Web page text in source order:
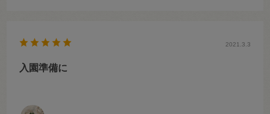
2021.3.3
入園準備に